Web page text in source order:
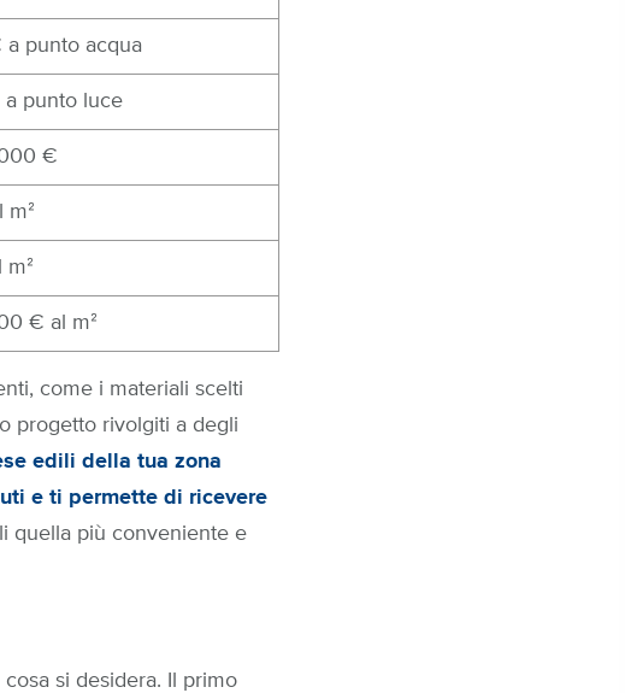
a punto acqua
punto luce
€
mᒾ
mᒾ
€ al mᒾ
come i materiali scelti
progetto rivolgiti a degli
edili della tua zona
e ti permette di ricevere
quella più conveniente e
si desidera. Il primo